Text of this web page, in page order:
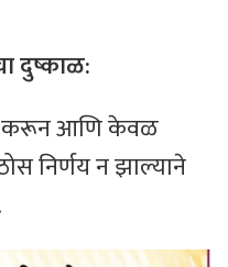
दुष्काळ:
करून आणि केवळ
निर्णय न झाल्याने